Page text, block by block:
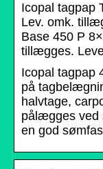
Icopal tagpap
Lev. omk.
Base 450 P
tillægges.
Icopal tagpap
på
halvtage,
pålægges ved
en god